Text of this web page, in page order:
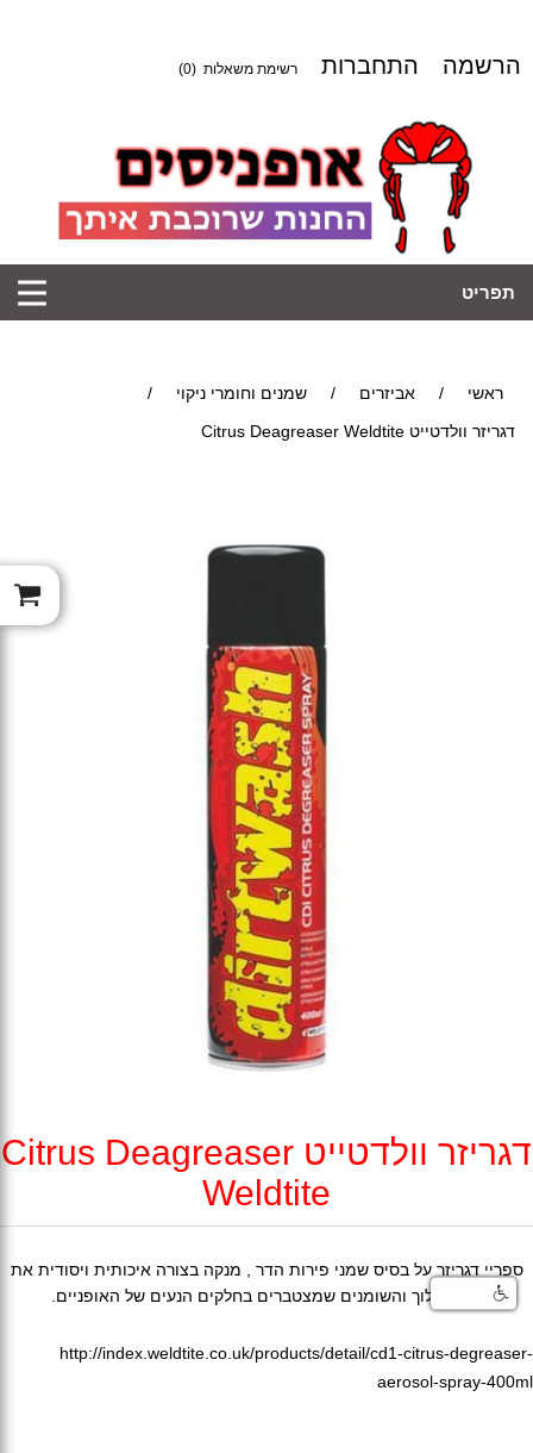
הרשמה התחברות רשימת משאלות (0)
תפריט
ראשי / אביזרים / שמנים וחומרי ניקוי
/
דגריזר וולדטייט Citrus Deagreaser Weldtite
דגריזר וולדטייט Citrus Deagreaser
Weldtite
ספריי דגריזר על בסיס שמני פירות הדר , מנקה בצורה איכותית ויסודית את
כל הלכלוך והשומנים שמצטברים בחלקים הנעים של האופניים.
http://index.weldtite.co.uk/products/detail/cd1-citrus-degreaser-
aerosol-spray-400ml